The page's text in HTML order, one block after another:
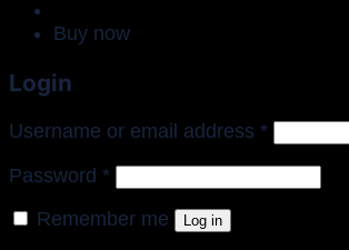
Buy now
Login
Username or email address *Required
Password *Required
Remember me Log in